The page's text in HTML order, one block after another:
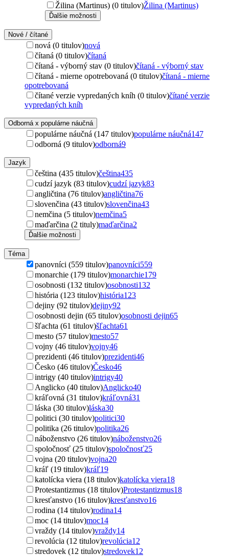
Žilina (Martinus) (0 titulov)Žilina (Martinus)
Ďalšie možnosti
Nové / čítané
nová (0 titulov)nová
čítaná (0 titulov)čítaná
čítaná - výborný stav (0 titulov)čítaná - výborný stav
čítaná - mierne opotrebovaná (0 titulov)čítaná - mierne
opotrebovaná
čítané verzie vypredaných kníh (0 titulov)čítané verzie
vypredaných kníh
Odborná x populárne náučná
populárne náučná (147 titulov)populárne náučná147
odborná (9 titulov)odborná9
Jazyk
čeština (435 titulov)čeština435
cudzí jazyk (83 titulov)cudzí jazyk83
angličtina (76 titulov)angličtina76
slovenčina (43 titulov)slovenčina43
nemčina (5 titulov)nemčina5
maďarčina (2 tituly)maďarčina2
Ďalšie možnosti
Téma
panovníci (559 titulov)panovníci559
monarchie (179 titulov)monarchie179
osobnosti (132 titulov)osobnosti132
história (123 titulov)história123
dejiny (92 titulov)dejiny92
osobnosti dejin (65 titulov)osobnosti dejin65
šľachta (61 titulov)šľachta61
mesto (57 titulov)mesto57
vojny (46 titulov)vojny46
prezidenti (46 titulov)prezidenti46
Česko (46 titulov)Česko46
intrigy (40 titulov)intrigy40
Anglicko (40 titulov)Anglicko40
kráľovná (31 titulov)kráľovná31
láska (30 titulov)láska30
politici (30 titulov)politici30
politika (26 titulov)politika26
náboženstvo (26 titulov)náboženstvo26
spoločnosť (25 titulov)spoločnosť25
vojna (20 titulov)vojna20
kráľ (19 titulov)kráľ19
katolícka viera (18 titulov)katolícka viera18
Protestantizmus (18 titulov)Protestantizmus18
kresťanstvo (16 titulov)kresťanstvo16
rodina (14 titulov)rodina14
moc (14 titulov)moc14
vraždy (14 titulov)vraždy14
revolúcia (12 titulov)revolúcia12
stredovek (12 titulov)stredovek12